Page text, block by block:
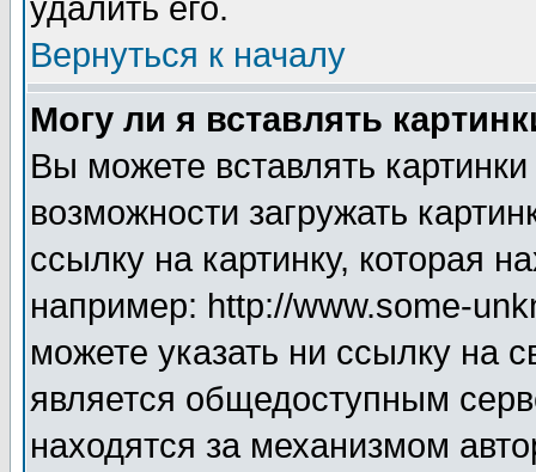
удалить его.
Вернуться к началу
Могу ли я вставлять
Вы можете вставлять
возможности загружать
ссылку на картинку, которая
например: http://www.some-
можете указать ни ссылку на
является общедоступным
находятся за механизмом